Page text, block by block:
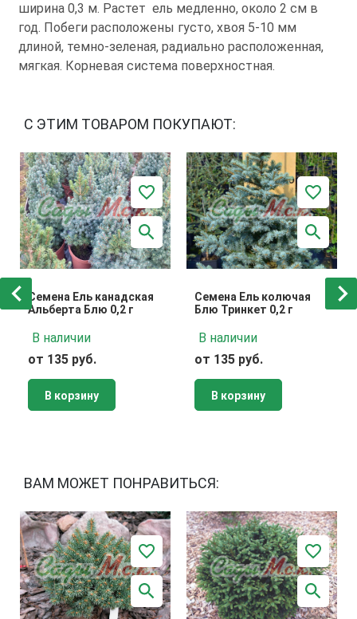
ширина 0,3 м. Растет ель медленно, около 2 см в
год. Побеги расположены густо, хвоя 5-10 мм
длиной, темно-зеленая, радиально расположенная,
мягкая. Корневая система поверхностная.
С ЭТИМ ТОВАРОМ ПОКУПАЮТ:
Семена Ель канадская
Альберта Блю 0,2 г
В наличии
от 135 руб.
В корзину
Семена Ель колючая
Блю Тринкет 0,2 г
В наличии
от 135 руб.
В корзину
ВАМ МОЖЕТ ПОНРАВИТЬСЯ: